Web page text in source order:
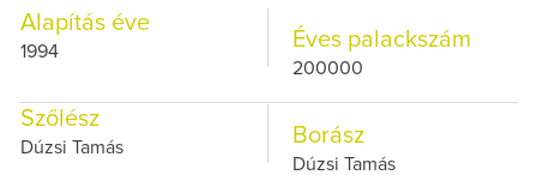
Alapítás éve
1994 Éves palackszám
200000
Szőlész
Dúzsi Tamás Borász
Dúzsi Tamás